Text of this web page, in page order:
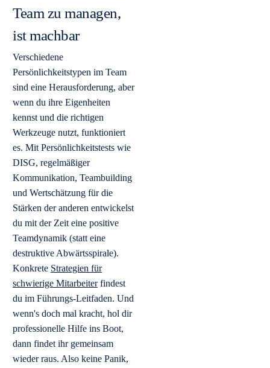
Team zu managen,
ist machbar
Verschiedene
Persönlichkeitstypen im Team
sind eine Herausforderung, aber
wenn du ihre Eigenheiten
kennst und die richtigen
Werkzeuge nutzt, funktioniert
es. Mit Persönlichkeitstests wie
DISG, regelmäßiger
Kommunikation, Teambuilding
und Wertschätzung für die
Stärken der anderen entwickelst
du mit der Zeit eine positive
Teamdynamik (statt eine
destruktive Abwärtsspirale).
Konkrete Strategien für
schwierige Mitarbeiterfindest
du im Führungs-Leitfaden. Und
wenn's doch mal kracht, hol dir
professionelle Hilfe ins Boot,
dann findet ihr gemeinsam
wieder raus. Also keine Panik,